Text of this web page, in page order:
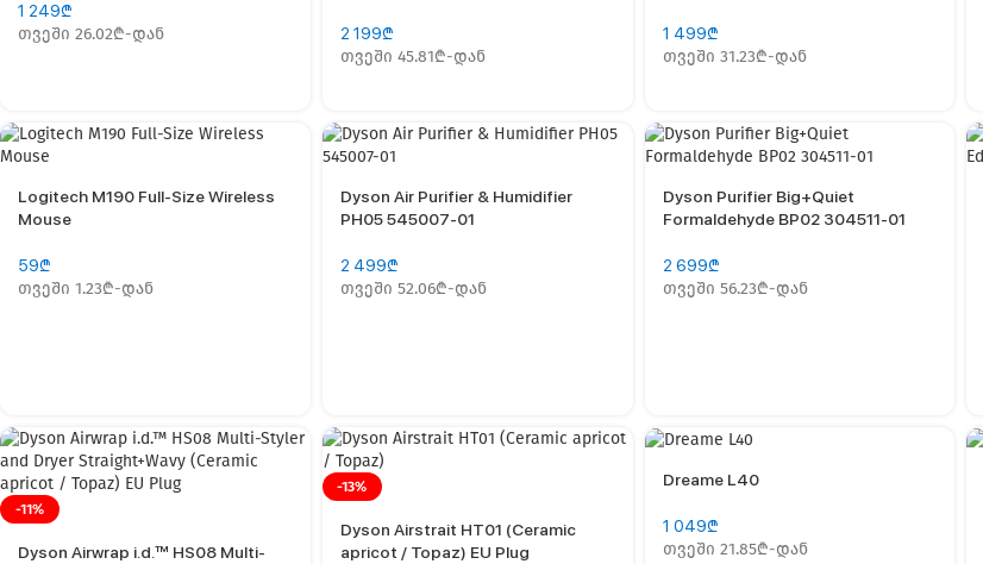
1 249₾
თვეში 26.02₾-დან 2 199₾
თვეში 45.81₾-დან
1 499₾
თვეში 31.23₾-დან
Logitech M190 Full-Size Wireless
Mouse
59₾
თვეში 1.23₾-დან
Dyson Air Purifier & Humidifier
PH05 545007-01
2 499₾
თვეში 52.06₾-დან
Dyson Purifier Big+Quiet
Formaldehyde BP02 304511-01
2 699₾
თვეში 56.23₾-დან
-11%
Dyson Airwrap i.d.™ HS08 Multi-
-13%
Dyson Airstrait HT01 (Ceramic
apricot / Topaz) EU Plug
Dreame L40
1 049₾
თვეში 21.85₾-დან